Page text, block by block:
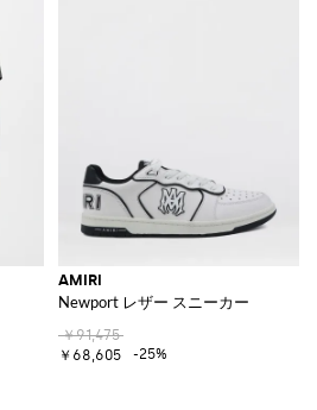
AMIRI
Newport レザー スニーカー
￥91,475
￥68,605
-25%